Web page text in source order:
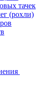
тачек
(рохли)